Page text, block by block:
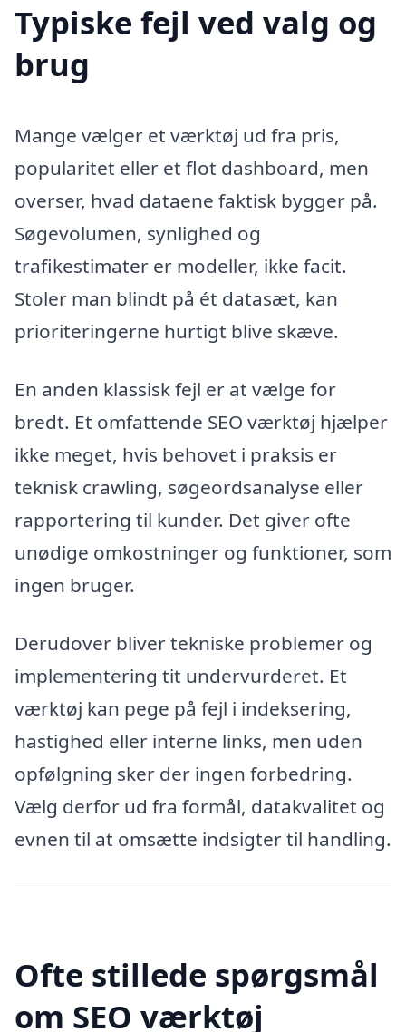
Typiske fejl ved valg og
brug
Mange vælger et værktøj ud fra pris,
popularitet eller et flot dashboard, men
overser, hvad dataene faktisk bygger på.
Søgevolumen, synlighed og
trafikestimater er modeller, ikke facit.
Stoler man blindt på ét datasæt, kan
prioriteringerne hurtigt blive skæve.
En anden klassisk fejl er at vælge for
bredt. Et omfattende SEO værktøj hjælper
ikke meget, hvis behovet i praksis er
teknisk crawling, søgeordsanalyse eller
rapportering til kunder. Det giver ofte
unødige omkostninger og funktioner, som
ingen bruger.
Derudover bliver tekniske problemer og
implementering tit undervurderet. Et
værktøj kan pege på fejl i indeksering,
hastighed eller interne links, men uden
opfølgning sker der ingen forbedring.
Vælg derfor ud fra formål, datakvalitet og
evnen til at omsætte indsigter til handling.
Ofte stillede spørgsmål
om SEO værktøj